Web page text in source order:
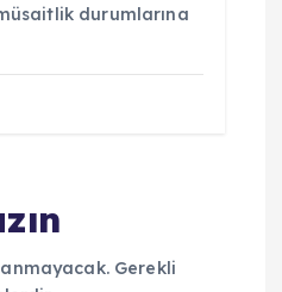
durumlarına
Gerekli